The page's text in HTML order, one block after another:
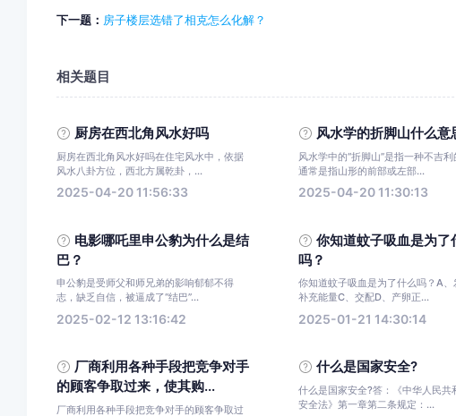
下一题： 房子楼层选错了相克怎么化解？
相关题目
厨房在西北角风水好吗
厨房在西北角风水好吗在住宅风水中，依据
风水八卦方位，西北方属乾卦，...
2025-04-20 11:56:33
风水学的折脚山什么意
风水学中的“折脚山”是指一种不吉利
通常是指山形的前部或左部...
2025-04-20 11:30:13
电影哪吒里申公豹为什么是结
巴？
申公豹是受师父和师兄弟的影响郁郁不得
志，缺乏自信，被逼成了“结巴”...
2025-02-12 13:16:42
你知道蚊子吸血是为了
吗？
你知道蚊子吸血是为了什么吗？A、
补充能量C、交配D、产卵正...
2025-01-21 14:30:14
厂商利用各种手段把竞争对手
的顾客争取过来，使其购...
厂商利用各种手段把竞争对手的顾客争取过
什么是国家安全?
什么是国家安全?答：《中华人民共
安全法》第一章第二条规定：...